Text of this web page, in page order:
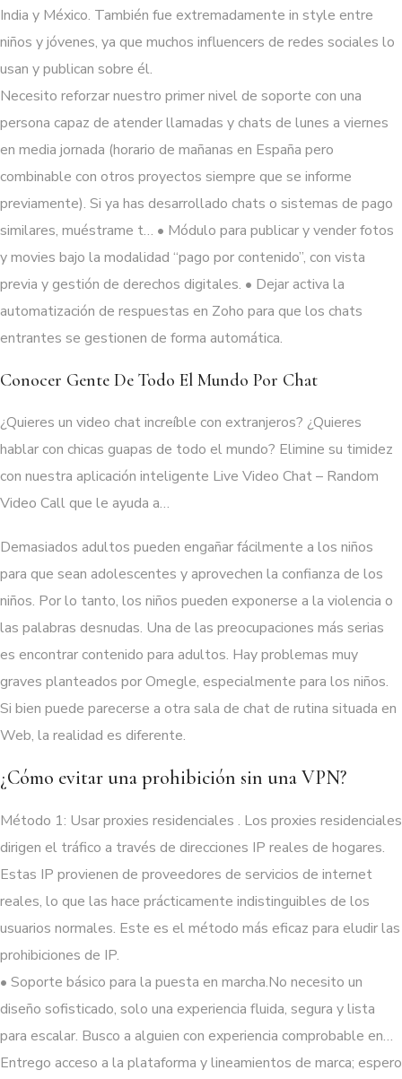
India y México. También fue extremadamente in style entre
niños y jóvenes, ya que muchos influencers de redes sociales lo
usan y publican sobre él.
Necesito reforzar nuestro primer nivel de soporte con una
persona capaz de atender llamadas y chats de lunes a viernes
en media jornada (horario de mañanas en España pero
combinable con otros proyectos siempre que se informe
previamente). Si ya has desarrollado chats o sistemas de pago
similares, muéstrame t… • Módulo para publicar y vender fotos
y movies bajo la modalidad “pago por contenido”, con vista
previa y gestión de derechos digitales. • Dejar activa la
automatización de respuestas en Zoho para que los chats
entrantes se gestionen de forma automática.
Conocer Gente De Todo El Mundo Por Chat
¿Quieres un video chat increíble con extranjeros? ¿Quieres
hablar con chicas guapas de todo el mundo? Elimine su timidez
con nuestra aplicación inteligente Live Video Chat – Random
Video Call que le ayuda a…
Demasiados adultos pueden engañar fácilmente a los niños
para que sean adolescentes y aprovechen la confianza de los
niños. Por lo tanto, los niños pueden exponerse a la violencia o
las palabras desnudas. Una de las preocupaciones más serias
es encontrar contenido para adultos. Hay problemas muy
graves planteados por Omegle, especialmente para los niños.
Si bien puede parecerse a otra sala de chat de rutina situada en
Web, la realidad es diferente.
¿Cómo evitar una prohibición sin una VPN?
Método 1: Usar proxies residenciales . Los proxies residenciales
dirigen el tráfico a través de direcciones IP reales de hogares.
Estas IP provienen de proveedores de servicios de internet
reales, lo que las hace prácticamente indistinguibles de los
usuarios normales. Este es el método más eficaz para eludir las
prohibiciones de IP.
• Soporte básico para la puesta en marcha.No necesito un
diseño sofisticado, solo una experiencia fluida, segura y lista
para escalar. Busco a alguien con experiencia comprobable en…
Entrego acceso a la plataforma y lineamientos de marca; espero